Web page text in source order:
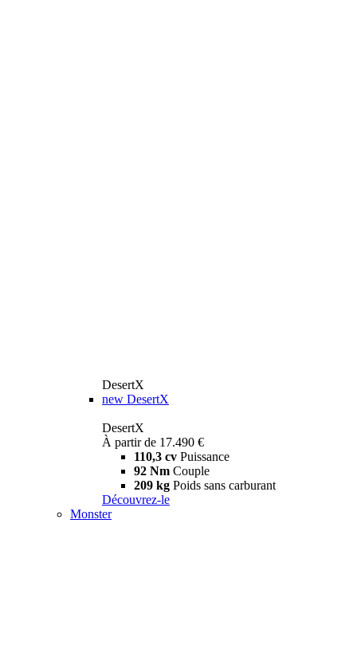
DesertX
new DesertX
DesertX
À partir de 17.490 €
110,3 cv Puissance
92 Nm Couple
209 kg Poids sans carburant
Découvrez-le
Monster